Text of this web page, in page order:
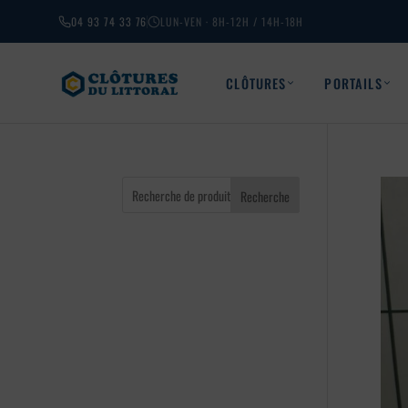
04 93 74 33 76 LUN-VEN · 8H-12H / 14H-18H
CLÔTURES PORTAILS
Recherche